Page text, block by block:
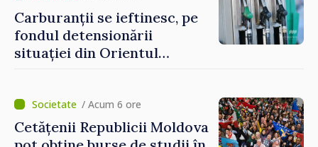
parte a marii familii
europene”
Carburanții se ieftinesc, pe
fondul detensionării
situației din Orientul
/ Acum 6 ore
Cetățenii Republicii Moldova